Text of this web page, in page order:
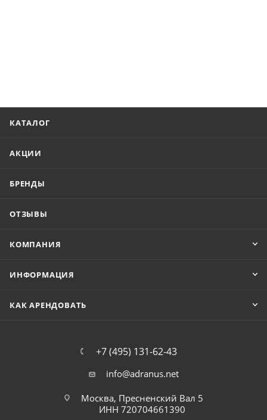
КАТАЛОГ
АКЦИИ
БРЕНДЫ
ОТЗЫВЫ
КОМПАНИЯ
ИНФОРМАЦИЯ
КАК АРЕНДОВАТЬ
+7 (495) 131-62-43
info@adranus.net
Москва, Пресненский Вал 5
ИНН 720704661390